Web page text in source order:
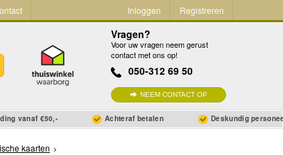
Inloggen Registreren
Vragen?
Voor uw vragen neem gerust
contact met ons op!
050-312 69 50
NEEM CONTACT OP
vanaf €50,- Achteraf betalen Deskundig
kaarten